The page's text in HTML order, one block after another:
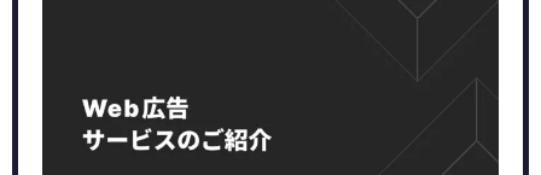
ファインド広告とGoogleディスプレイ広告（GDN）の
ターゲティング
クリエイティブ（掲載フォーマット）